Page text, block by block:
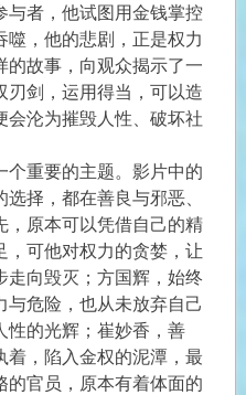
与者，他试图用金钱掌控
，他的悲剧，正是权力
的故事，向观众揭示了一
刃剑，运用得当，可以造
会沦为摧毁人性、破坏社
个重要的主题。影片中的
择，都在善良与邪恶、
，原本可以凭借自己的精
，可他对权力的贪婪，让
走向毁灭；方国辉，始终
与危险，也从未放弃自己
性的光辉；崔妙香，善
着，陷入金权的泥潭，最
的官员，原本有着体面的